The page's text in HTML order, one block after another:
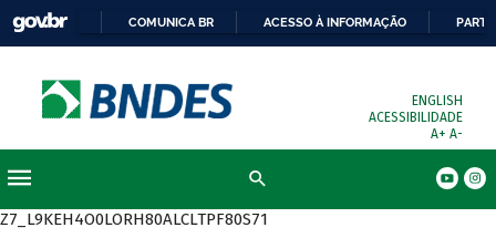
COMUNICA BR ACESSO À INFORMAÇÃO
ENGLISH
ACESSIBILIDADE
A+ A-
Z7_L9KEH4O0LORH80ALCLTPF80S71